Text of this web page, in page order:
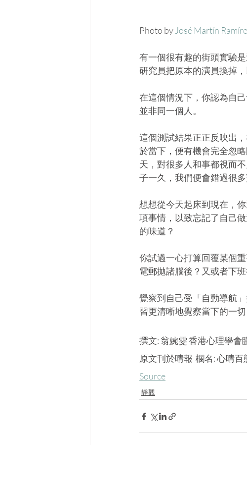
Photo by José Martín
有一個很有趣的街頭實驗
研究員把原本的演員換掉
在這個情況下，你認為自
並非同一個人。
這個測試結果正正反映出
於當下，便有機會完全忽
天，對很多人和事都視而
子一久，我們便會錯過很多
想想從今天起床到現在，
項事情，以致忘記了自己
的味道？
你試過一心打算回覆某個
電郵拋諸腦後？又或者下
覺察到自己受「自動導航
習更清晰地覺察當下的一
撰文: 翁婉雯 香港心理學
原文刊於晴報  欄名: 心晴百
Source
靜觀